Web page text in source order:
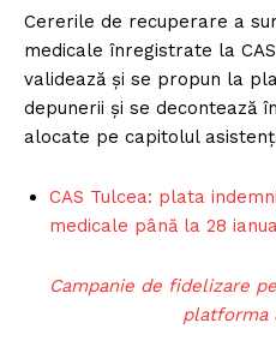
Cererile de recuperare a
medicale înregistrate la
validează și se propun la
depunerii și se decontează
alocate pe capitolul
CAS Tulcea: plata
medicale până la 28
Campanie de fidelizare
platforma